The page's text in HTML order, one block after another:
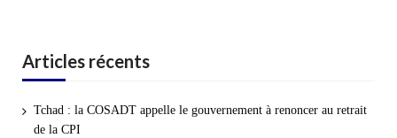
Articles récents
Tchad : la COSADT appelle le gouvernement à renoncer au retrait
de la CPI